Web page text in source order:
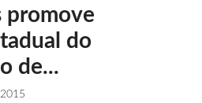
promove
do
de...